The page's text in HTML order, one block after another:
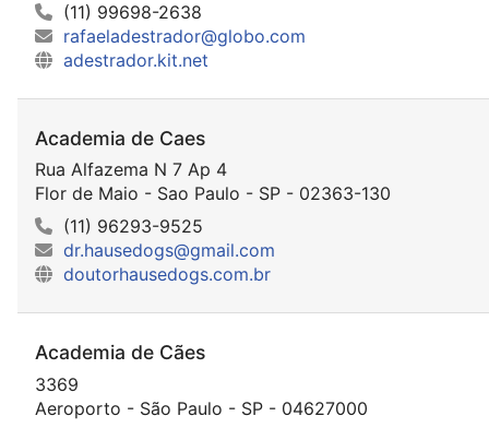
(11) 99698-2638
rafaeladestrador@globo.com
adestrador.kit.net
Academia de Caes
Rua Alfazema N 7 Ap 4
Flor de Maio - Sao Paulo - SP - 02363-130
(11) 96293-9525
dr.hausedogs@gmail.com
doutorhausedogs.com.br
Academia de Cães
3369
Aeroporto - São Paulo - SP - 04627000